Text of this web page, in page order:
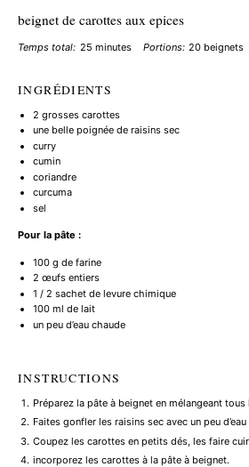
beignet de carottes aux epices
Temps total: 25 minutes Portions: 20 beignets
INGRÉDIENTS
2 grosses carottes
une belle poignée de raisins sec
curry
cumin
coriandre
curcuma
sel
Pour la pâte :
100 g de farine
2 œufs entiers
1 / 2 sachet de levure chimique
100ml de lait
un peu d’eau chaude
INSTRUCTIONS
Préparez la pâte à beignet en mélangeant
Faites gonfler les raisins sec avec un peu
Coupez les carottes en petits dés, les faire
incorporez les carottes à la pâte à beignet.